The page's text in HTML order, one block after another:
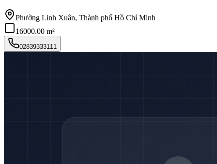
Phường Linh Xuân, Thành phố Hồ Chí Minh
16000.00 m²
02839333111